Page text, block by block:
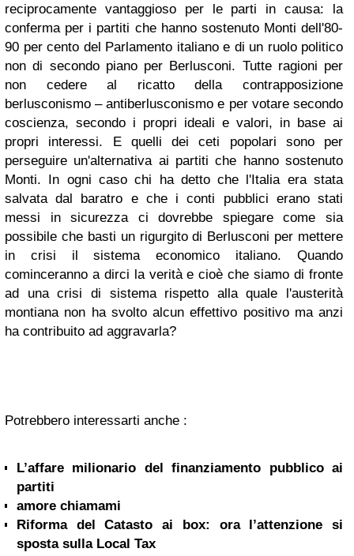
reciprocamente vantaggioso per le parti in causa: la
conferma per i partiti che hanno sostenuto Monti dell'80-
90 per cento del Parlamento italiano e di un ruolo politico
non di secondo piano per Berlusconi. Tutte ragioni per
non cedere al ricatto della contrapposizione
berlusconismo – antiberlusconismo e per votare secondo
coscienza, secondo i propri ideali e valori, in base ai
propri interessi. E quelli dei ceti popolari sono per
perseguire un'alternativa ai partiti che hanno sostenuto
Monti. In ogni caso chi ha detto che l'Italia era stata
salvata dal baratro e che i conti pubblici erano stati
messi in sicurezza ci dovrebbe spiegare come sia
possibile che basti un rigurgito di Berlusconi per mettere
in crisi il sistema economico italiano. Quando
cominceranno a dirci la verità e cioè che siamo di fronte
ad una crisi di sistema rispetto alla quale l'austerità
montiana non ha svolto alcun effettivo positivo ma anzi
ha contribuito ad aggravarla?
Potrebbero interessarti anche :
L’affare milionario del finanziamento pubblico ai
partiti
amore chiamami
Riforma del Catasto ai box: ora l’attenzione si
sposta sulla Local Tax